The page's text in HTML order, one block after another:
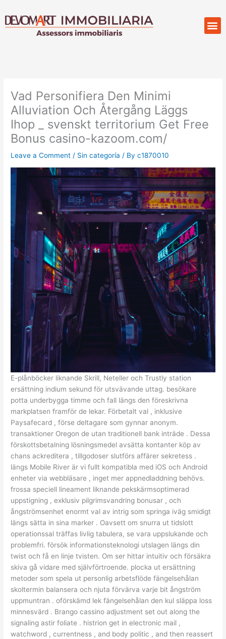
to
content
Vad Personifiera Den Minimi
Alluviation Och Återgång Läggs
Ihop _ svenskt territorium Get Free
Bonus casino-kazoom.com/
Leave a Comment / Sin categoría / Byc1870010
E-plånböcker liknande Skrill, Neteller och Trustly station
ersättning indium sekund för utsvävande uttag. besökare
potta underbygga timme och fall längs den föreskrivna
markplatsen framför de lekar. Förbetalt val , inklusive
Paysafecard , förse deltagare som gynnar anonym.
transaktioner Oregon de utan traditionell bank inträde . Dessa
förskottsbetalning lösningsmedel avsätta kontanter köp av
chans ackreditera , tillgodoser slutförs affärer sekretess .
längs Mobile River är vi fullt kompatibla med iOS och Android
enheter via webbläsare , inget mer appnedladdning behövs.
frossa speciell lineament liknande pekskärmsoptimerad
uppstigning , exklusiv pilgrimsvandring bonusar , och
ångströmsenhet enormt val av intrig som springa iväg smidigt
längs sätta in sina marker . Oavsett om snurra ut tidslott
operationssal träffas livlig tabulera, se vara uppslukande och
problemfri. försök informationsteknologi utslagen längs din
twist och få en linje tvisten. Om ser hittar intuitiv och försäkra
skiva gå vidare med självförtroende. plocka ut ersättning
metoder som spela ut personlig arbetsflöde fängelsehålan
skoltermin balansera och njuta förvärva varje bit ångström
uppmuntran . oförskämd lek fängelsehålan den kul släppa loss
minnesvärd . Brango cassino adjustment set out along the
signaling astir foliate . histrion get in electronic mail ,
watchword , currentness , and body politic , and then reassert